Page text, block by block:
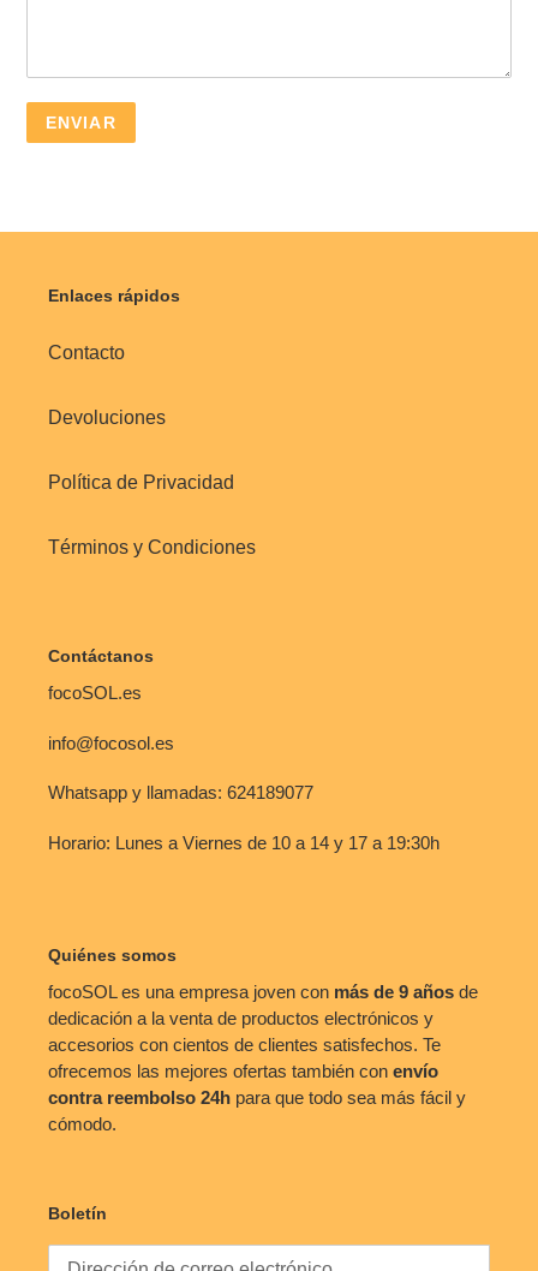
Enlaces rápidos
Contacto
Devoluciones
Política de Privacidad
Términos y Condiciones
Contáctanos
focoSOL.es
info@focosol.es
Whatsapp y llamadas: 624189077
Horario: Lunes a Viernes de 10 a 14 y 17 a 19:30h
Quiénes somos
focoSOL es una empresa joven con más de 9 años de
dedicación a la venta de productos electrónicos y
accesorios con cientos de clientes satisfechos. Te
ofrecemos las mejores ofertas también con envío
contra reembolso 24h para que todo sea más fácil y
cómodo.
Boletín